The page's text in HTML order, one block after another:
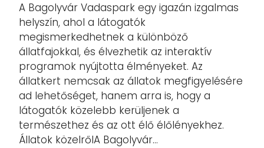
A Bagolyvár Vadaspark egy igazán izgalmas
helyszín, ahol a látogatók
megismerkedhetnek a különböző
állatfajokkal, és élvezhetik az interaktív
programok nyújtotta élményeket. Az
állatkert nemcsak az állatok megfigyelésére
ad lehetőséget, hanem arra is, hogy a
látogatók közelebb kerüljenek a
természethez és az ott élő élőlényekhez.
Állatok közelrőlA Bagolyvár...